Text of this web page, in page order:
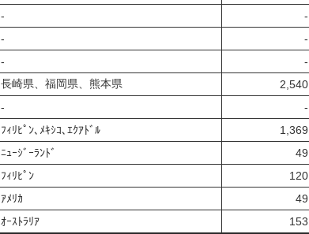
‐ ‐
‐ ‐
‐ ‐
長崎県、福岡県、熊本県 2,540
‐ ‐
ﾌｨﾘﾋﾟﾝ､ﾒｷｼｺ､ｴｸｱﾄﾞﾙ 1,369
ﾆｭｰｼﾞｰﾗﾝﾄﾞ 49
ﾌｨﾘﾋﾟﾝ 120
ｱﾒﾘｶ 49
ｵｰｽﾄﾗﾘｱ 153